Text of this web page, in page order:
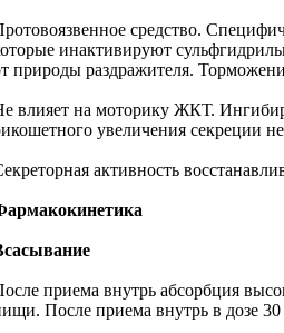
средство.
инактивируют
природы раздражителя.
влияет на моторику ЖКТ.
увеличения секреции не
активность
приема внутрь абсорбция
После приема внутрь в дозе 30